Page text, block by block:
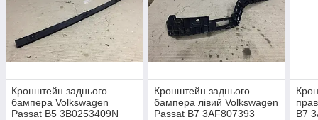
Кронштейн заднього
бампера Volkswagen
Passat B5 3B0253409N
Кронштейн заднього
бампера лівий Volkswagen
Passat B7 3AF807393
B7